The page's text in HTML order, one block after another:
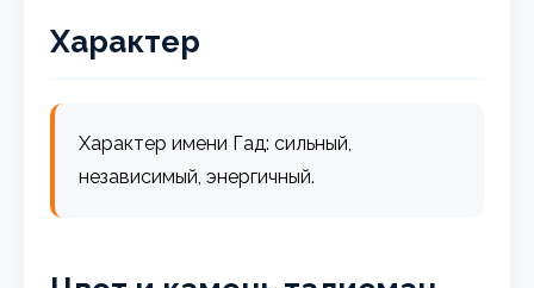
Характер
Характер имени Гад: сильный,
независимый, энергичный.